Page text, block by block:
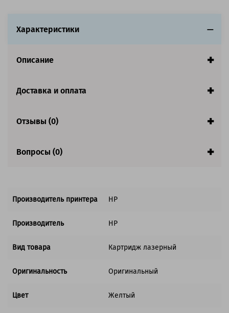
Вид товара:Картридж лазерный
Ресурс:3 500 страниц формата А4 при 5%
Совместим с аппаратами
Характеристики
Описание
Доставка и оплата
Отзывы (0)
Вопросы (0)
Производитель принтера HP
Производитель HP
Вид товара Картридж лазерный
Оригинальность Оригинальный
Цвет Желтый